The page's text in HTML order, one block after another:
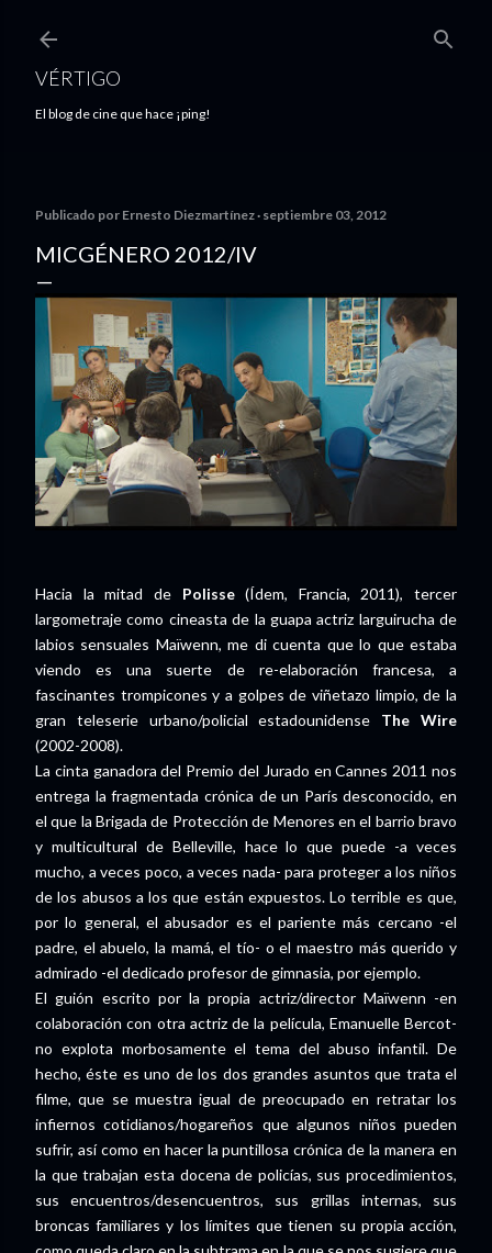
VÉRTIGO
El blog de cine que hace ¡ping!
Publicado por Ernesto Diezmartínez septiembre 03, 2012
MICGÉNERO 2012/IV
Hacia la mitad de Polisse(Ídem, Francia, 2011), tercer
largometraje como cineasta de la guapa actriz larguirucha de
labios sensuales Maïwenn, me di cuenta que lo que estaba
viendo es una suerte de re-elaboración francesa, a
fascinantes trompicones y a golpes de viñetazo limpio, de la
gran teleserie urbano/policial estadounidense The Wire
(2002-2008).
La cinta ganadora del Premio del Jurado en Cannes 2011 nos
entrega la fragmentada crónica de un París desconocido, en
el que la Brigada de Protección de Menores en el barrio bravo
y multicultural de Belleville, hace lo que puede -a veces
mucho, a veces poco, a veces nada- para proteger a los niños
de los abusos a los que están expuestos. Lo terrible es que,
por lo general, el abusador es el pariente más cercano -el
padre, el abuelo, la mamá, el tío- o el maestro más querido y
admirado -el dedicado profesor de gimnasia, por ejemplo.
El guión escrito por la propia actriz/director Maïwenn -en
colaboración con otra actriz de la película, Emanuelle Bercot-
no explota morbosamente el tema del abuso infantil. De
hecho, éste es uno de los dos grandes asuntos que trata el
filme, que se muestra igual de preocupado en retratar los
infiernos cotidianos/hogareños que algunos niños pueden
sufrir, así como en hacer la puntillosa crónica de la manera en
la que trabajan esta docena de policías, sus procedimientos,
sus encuentros/desencuentros, sus grillas internas, sus
broncas familiares y los límites que tienen su propia acción,